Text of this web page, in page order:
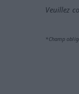
Veuillez
*Champ